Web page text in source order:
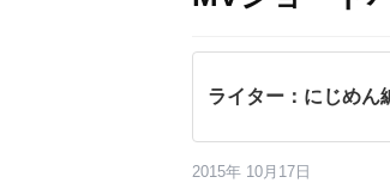
ライター：にじめん
2015年 10月17日